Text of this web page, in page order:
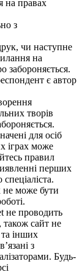
на правах
з
чи наступне
на
забороняється.
є автор
творів
для осіб
іграх може
правил
перших
не може бути
не проводить
також сайт не
інших
з
Будь-